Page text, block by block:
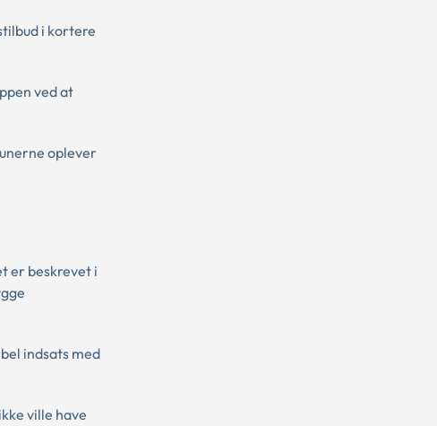
i kortere
ved at
oplever
er beskrevet i
indsats med
ville have